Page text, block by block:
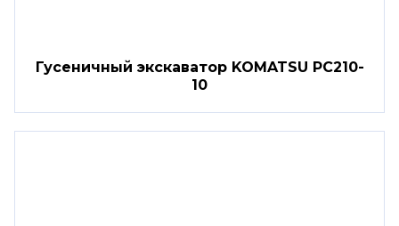
Гусеничный экскаватор KOMATSU PC210-
10